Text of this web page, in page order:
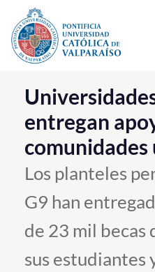
Click acá para ir directamente al
La Universidad
Investigación, Creación e
PUCV Internacional
Vinculación con el Medio
Admisión
entregan
Los planteles
G9 han
de 23 mil becas
sus estudiantes